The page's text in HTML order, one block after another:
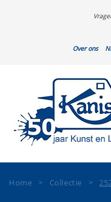
Over ons
Home > Collectie >